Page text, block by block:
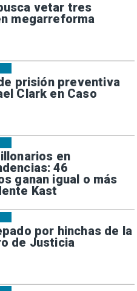
vetar tres
megarreforma
prisión preventiva
Clark en Caso
en
46
ganan igual o más
Kast
por hinchas de la
de Justicia